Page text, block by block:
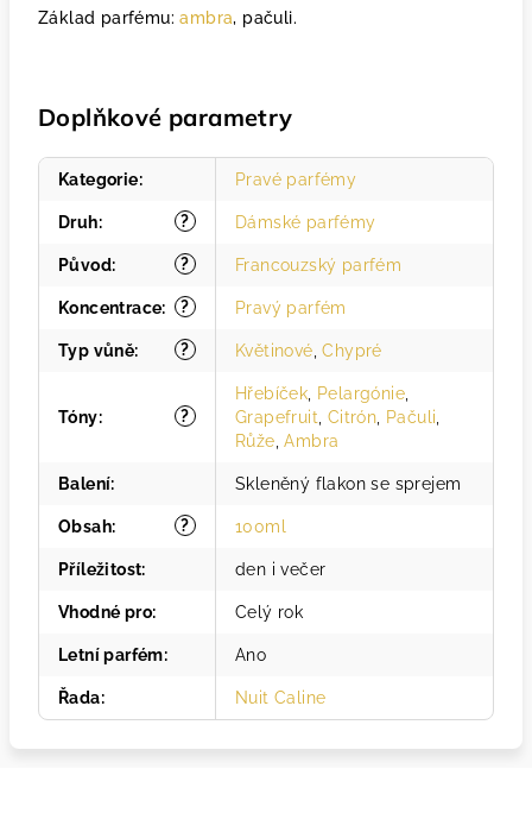
Základ parfému:ambra, pačuli.
Doplňkové parametry
Kategorie: Pravé parfémy
?
Druh: Dámské parfémy
?
Původ: Francouzský parfém
?
Koncentrace: Pravý parfém
?
Typ vůně: Květinové ,Chypré
?
Tóny:
Hřebíček Pelargónie
Grapefruit Citrón Pačuli
Růže ,Ambra
Balení: Skleněný flakon se sprejem
?
Obsah: 100ml
Příležitost: den i večer
Vhodné pro: Celý rok
Letní parfém: Ano
Řada: Nuit Caline